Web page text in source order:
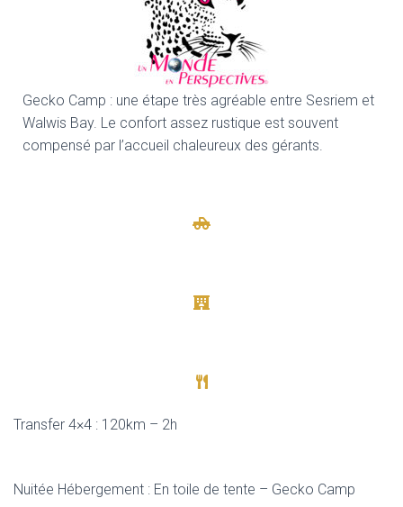
Gecko Camp : une étape très agréable entre Sesriem et
Walwis Bay. Le confort assez rustique est souvent
compensé par l’accueil chaleureux des gérants.
Transfer 4×4 : 120km – 2h
Nuitée Hébergement : En toile de tente – Gecko Camp